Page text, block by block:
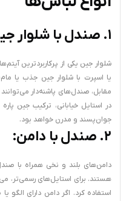
۱. صندل با شلوار جین:
شلوار جین یکی از پرکاربردترین
یا اسپرت با شلوار جین جذب یا
مقابل، صندل‌های پاشنه‌دار
در استایل خیابانی، ترکیب جین
جوان‌پسند و مدرن خواهد بود.
۲. صندل با دامن:
دامن‌های بلند و نخی همراه با
هستند. برای استایل‌های رسمی‌تر،
استفاده کرد. اگر دامن دارای